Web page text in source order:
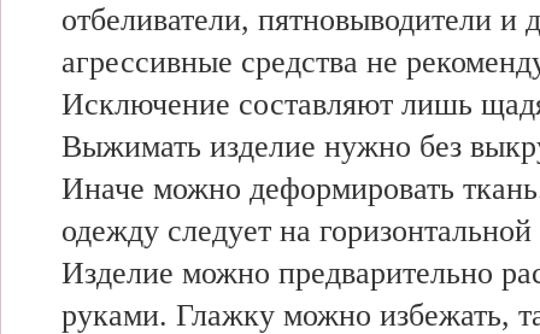
отбеливатели, пятновыводители и
агрессивные средства не
Исключение составляют лишь
Выжимать изделие нужно без
Иначе можно деформировать
одежду следует на
Изделие можно предварительно
руками. Глажку можно избежать,